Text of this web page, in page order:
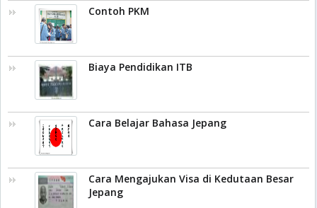
Contoh PKM
Biaya Pendidikan ITB
Cara Belajar Bahasa Jepang
Cara Mengajukan Visa di Kedutaan Besar
Jepang